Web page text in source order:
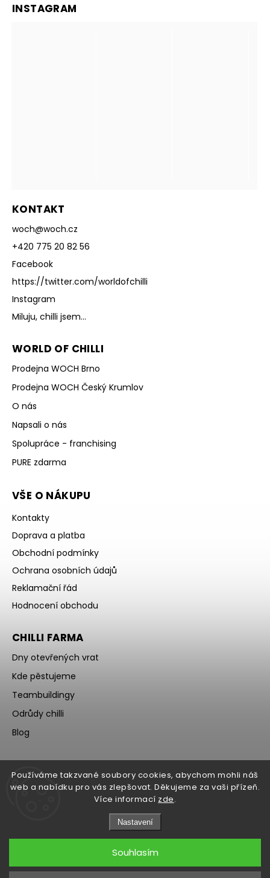
Používáme takzvané soubory cookies, abychom mohli náš
web a nabídku pro vás zlepšovat. Děkujeme za vaši přízeň.
Více informací zde.
Nastavení
Souhlasím
KONTAKT
woch@woch.cz
+420 775 20 82 56
Facebook
https://twitter.com/worldofchilli
Instagram
Miluju, chilli jsem...
WORLD OF CHILLI
Prodejna WOCH Brno
Prodejna WOCH Český Krumlov
O nás
Napsali o nás
Spolupráce - franchising
PURE zdarma
VŠE O NÁKUPU
Kontakty
Doprava a platba
Obchodní podmínky
Ochrana osobních údajů
Reklamační řád
Hodnocení obchodu
CHILLI FARMA
Dny otevřených vrat
Kde pěstujeme
Teambuildingy
Odrůdy chilli
Blog
INSTAGRAM
Upravit nastavení cookies